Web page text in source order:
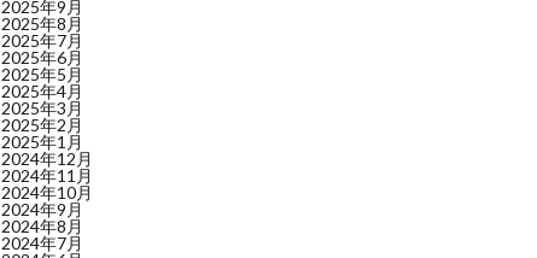
2025年9月
2025年8月
2025年7月
2025年6月
2025年5月
2025年4月
2025年3月
2025年2月
2025年1月
2024年12月
2024年11月
2024年10月
2024年9月
2024年8月
2024年7月